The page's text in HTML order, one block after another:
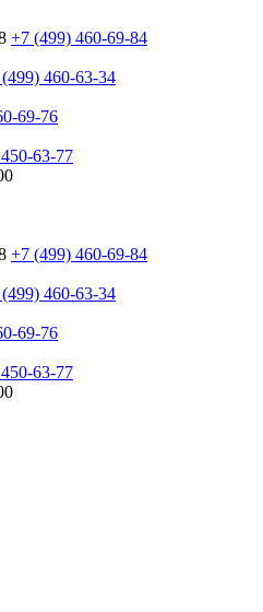
+7 (499) 460-69-84
460-63-34
69-76
63-77
+7 (499) 460-69-84
460-63-34
69-76
63-77